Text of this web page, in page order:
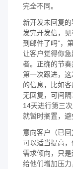
完全不同。
新开发未回复
发完开发信，
到邮件了吗”，
让客户觉得你
者。正确的节
第一次跟进，
的信息，比如
无回复，可间
14天进行第三
就暂时搁置，避
意向客户（已
可以适当提高，
需求倾向，只
给他们增加压力